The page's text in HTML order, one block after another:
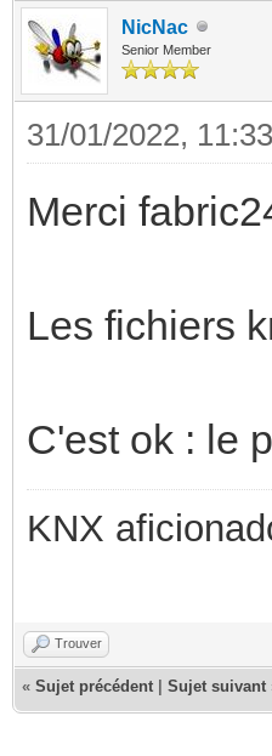
NicNac
Senior Member
31/01/2022,
Merci
Les fichiers
C'est ok : le
KNX
Trouver
« Sujet précédent Sujet suivant